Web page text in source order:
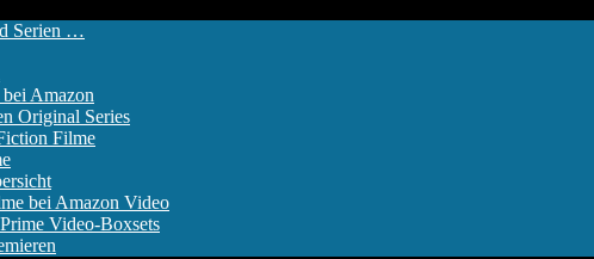
Serien …
Amazon
Original Series
Filme
bei Amazon Video
Video-Boxsets